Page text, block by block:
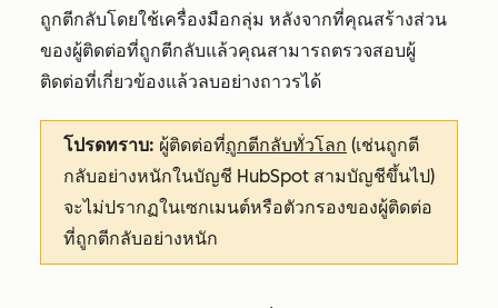
ถูกตีกลับโดยใช้เครื่องมือกลุ่ม หลังจากที่คุณสร้างส่วน
ของผู้ติดต่อที่ถูกตีกลับแล้วคุณสามารถตรวจสอบผู้
ติดต่อที่เกี่ยวข้องแล้วลบอย่างถาวรได้
โปรดทราบ: ผู้ติดต่อที่ถูกตีกลับทั่วโลก (เช่นถูกตี
กลับอย่างหนักในบัญชี HubSpot สามบัญชีขึ้นไป)
จะไม่ปรากฏในเซกเมนต์หรือตัวกรองของผู้ติดต่อ
ที่ถูกตีกลับอย่างหนัก